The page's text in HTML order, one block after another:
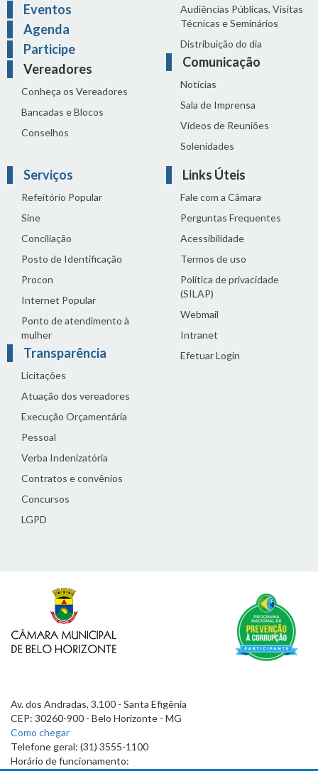
Eventos
Agenda
Participe
Vereadores
Conheça os Vereadores
Bancadas e Blocos
Conselhos
Audiências Públicas, Visitas
Técnicas e Seminários
Distribuição do dia
Comunicação
Notícias
Sala de Imprensa
Vídeos de Reuniões
Solenidades
Serviços
Refeitório Popular
Sine
Conciliação
Posto de Identificação
Procon
Internet Popular
Ponto de atendimento à
mulher
Transparência
Licitações
Atuação dos vereadores
Execução Orçamentária
Pessoal
Verba Indenizatória
Contratos e convênios
Concursos
LGPD
Links Úteis
Fale com a Câmara
Perguntas Frequentes
Acessibilidade
Termos de uso
Política de privacidade
(SILAP)
Webmail
Intranet
Efetuar Login
Av. dos Andradas, 3.100 - Santa Efigênia
CEP: 30260-900 - Belo Horizonte - MG
Como chegar
Telefone geral: (31) 3555-1100
Horário de funcionamento: